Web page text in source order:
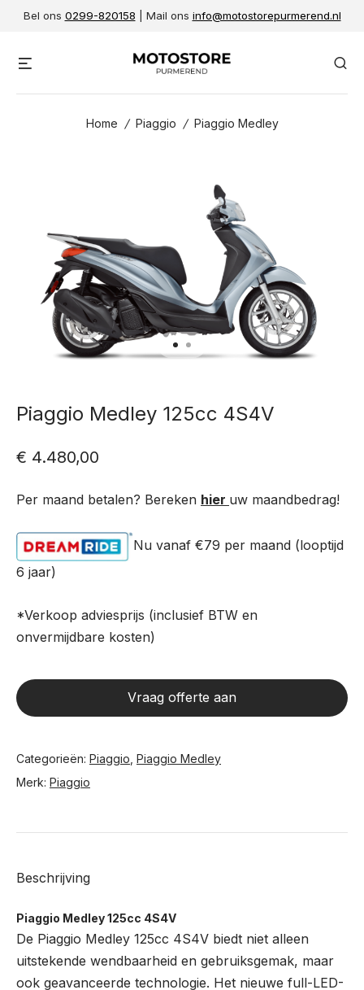
Skip
content
Bel ons 0299-820158 | Mail ons info@motostorepurmerend.nl
Home / Piaggio / Piaggio Medley
Piaggio Medley 125cc 4S4V
€ 4.480,00
Per maand betalen? Bereken hier uw maandbedrag!
Nu vanaf €79 per maand (looptijd
6 jaar)
*Verkoop adviesprijs (inclusief BTW en
onvermijdbare kosten)
Vraag offerte aan
Categorieën: Piaggio Piaggio Medley
Merk: Piaggio
Beschrijving
Piaggio Medley 125cc 4S4V
De Piaggio Medley 125cc 4S4V biedt niet alleen
uitstekende wendbaarheid en gebruiksgemak, maar
ook geavanceerde technologie. Het nieuwe full-LED-